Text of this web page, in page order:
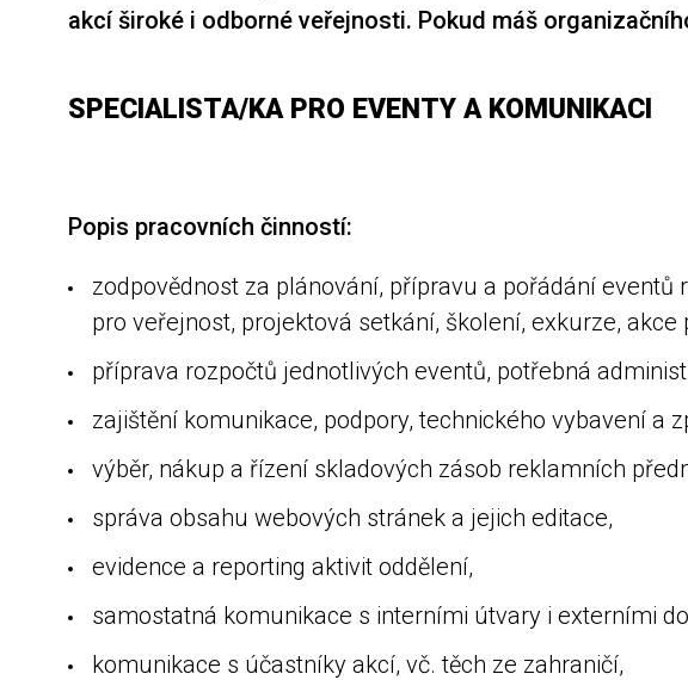
akcí široké i odborné veřejnosti. Pokud máš
SPECIALISTA/KA PRO EVENTY A KOMUNIKACI
Popis pracovních činností:
zodpovědnost za plánování, přípravu a pořádání
pro veřejnost, projektová setkání, školení, exkurze,
příprava rozpočtů jednotlivých eventů, potřebná
zajištění komunikace, podpory, technického vybavení a
výběr, nákup a řízení skladových zásob reklamních
správa obsahu webových stránek a jejich editace,
evidence a reporting aktivit oddělení,
samostatná komunikace s interními útvary i externími
komunikace s účastníky akcí, vč. těch ze zahraničí,